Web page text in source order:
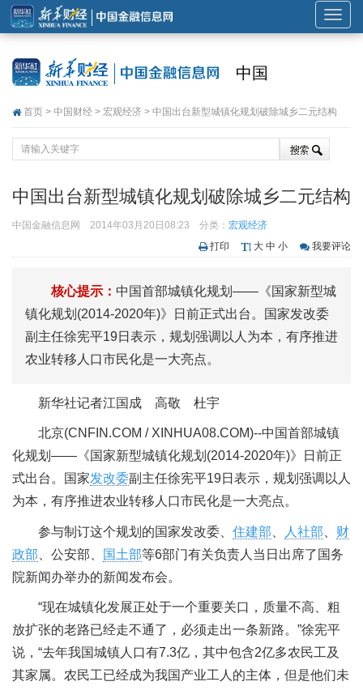
展
开
导
中国
首页 > 中国财经 > 宏观经济 > 中国出台新型城镇化规划破除城乡二元结构
中国出台新型城镇化规划破除城乡二元结构
中国金融信息网 2014年03月20日08:23 分类： 宏观经济
打印
大 中 小 我要评论
核心提示： 中国首部城镇化规划——《国家新型城
镇化规划(2014-2020年)》日前正式出台。国家发改委
副主任徐宪平19日表示，规划强调以人为本，有序推进
农业转移人口市民化是一大亮点。
新华社记者江国成 高敬 杜宇
北京(CNFIN.COM / XINHUA08.COM)--中国首部城镇
化规划——《国家新型城镇化规划(2014-2020年)》日前正
式出台。国家发改委副主任徐宪平19日表示，规划强调以人
为本，有序推进农业转移人口市民化是一大亮点。
参与制订这个规划的国家发改委、 住建部 人社部
财
政部 、公安部、 国土部等6部门有关负责人当日出席了国务
院新闻办举办的新闻发布会。
“现在城镇化发展正处于一个重要关口，质量不高、粗
放扩张的老路已经走不通了，必须走出一条新路。”徐宪平
说，“去年我国城镇人口有7.3亿，其中包含2亿多农民工及
其家属。农民工已经成为我国产业工人的主体，但是他们未